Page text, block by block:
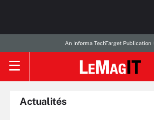
An Informa TechTarget Publication
Actualités